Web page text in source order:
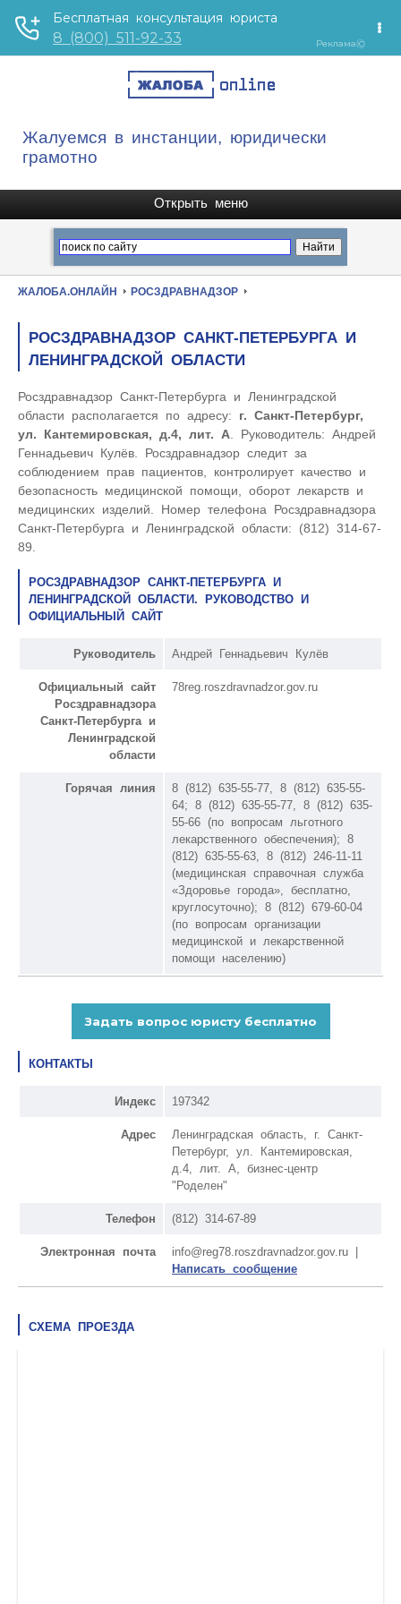
Жалуемся в инстанции, юридически
грамотно
ЖАЛОБА.ОНЛАЙН РОСЗДРАВНАДЗОР
РОСЗДРАВНАДЗОР САНКТ-ПЕТЕРБУРГА И
ЛЕНИНГРАДСКОЙ ОБЛАСТИ
Росздравнадзор Санкт-Петербурга и Ленинградской
области располагается по адресу: г. Санкт-Петербург,
ул. Кантемировская, д.4, лит. А . Руководитель: Андрей
Геннадьевич Кулёв. Росздравнадзор следит за
соблюдением прав пациентов, контролирует качество и
безопасность медицинской помощи, оборот лекарств и
медицинских изделий. Номер телефона Росздравнадзора
Санкт-Петербурга и Ленинградской области: (812) 314-67-
89.
РОСЗДРАВНАДЗОР САНКТ-ПЕТЕРБУРГА И
ЛЕНИНГРАДСКОЙ ОБЛАСТИ. РУКОВОДСТВО И
ОФИЦИАЛЬНЫЙ САЙТ
Руководитель Андрей Геннадьевич Кулёв
Официальный сайт
Росздравнадзора
Санкт-Петербурга и
Ленинградской
области
78reg.roszdravnadzor.gov.ru
Горячая линия
8 (812) 635-55-77, 8 (812) 635-55-
64; 8 (812) 635-55-77, 8 (812) 635-
55-66 (по вопросам льготного
лекарственного обеспечения); 8
(812) 635-55-63, 8 (812) 246-11-11
(медицинская справочная служба
«Здоровье города», бесплатно,
круглосуточно); 8 (812) 679-60-04
(по вопросам организации
медицинской и лекарственной
помощи населению)
КОНТАКТЫ
Индекс 197342
Адрес
Ленинградская область, г. Санкт-
Петербург, ул. Кантемировская,
д.4, лит. А, бизнес-центр
"Роделен"
Телефон (812) 314-67-89
Электронная почта
info@reg78.roszdravnadzor.gov.ru |
Написать сообщение
СХЕМА ПРОЕЗДА